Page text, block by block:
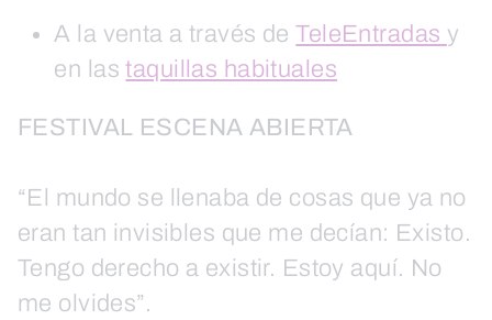
A la venta a través deTeleEntradas y
en lastaquillas habituales
FESTIVAL ESCENA ABIERTA
“El mundo se llenaba de cosas que ya no
eran tan invisibles que me decían: Existo.
Tengo derecho a existir. Estoy aquí. No
me olvides”.